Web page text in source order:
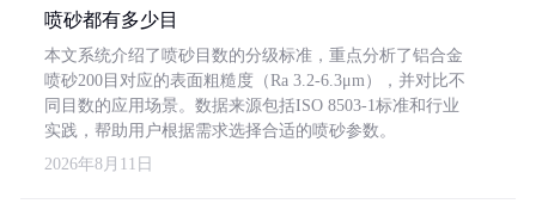
喷砂都有多少目
本文系统介绍了喷砂目数的分级标准，重点分析了铝合金
喷砂200目对应的表面粗糙度（Ra 3.2-6.3μm），并对比不
同目数的应用场景。数据来源包括ISO 8503-1标准和行业
实践，帮助用户根据需求选择合适的喷砂参数。
2026年8月11日